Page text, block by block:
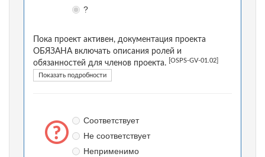
?
Пока проект активен, документация проекта
ОБЯЗАНА включать описания ролей и
обязанностей для членов проекта.
[OSPS-GV-01.02]
Показать подробности
Соответствует
Не соответствует
Неприменимо